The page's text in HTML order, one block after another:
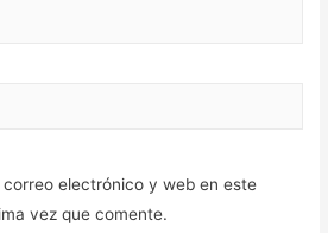
correo electrónico y web en este
vez que comente.